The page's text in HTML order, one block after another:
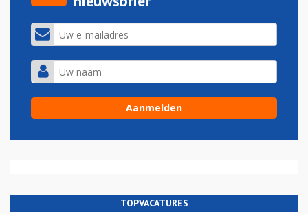
TOPVACATURES